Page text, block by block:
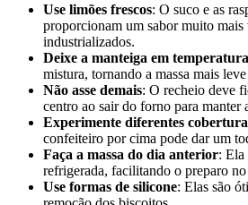
Use limões frescos: O suco e as
proporcionam um sabor muito mais
industrializados.
Deixe a manteiga em
mistura, tornando a massa mais
Não asse demais: O recheio deve
centro ao sair do forno para manter
Experimente diferentes
confeiteiro por cima pode dar um
Faça a massa do dia anterior: Ela
refrigerada, facilitando o preparo
Use formas de silicone: Elas são